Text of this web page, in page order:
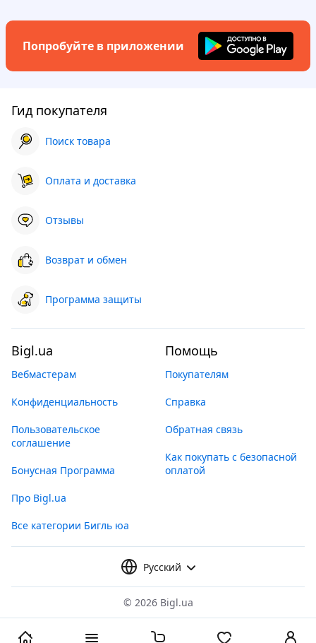
Попробуйте в приложении
Гид покупателя
Поиск товара
Оплата и доставка
Отзывы
Возврат и обмен
Программа защиты
Bigl.ua
Вебмастерам
Конфиденциальность
Пользовательское
соглашение
Бонусная Программа
Про Bigl.ua
Все категории Бигль юа
Помощь
Покупателям
Справка
Обратная связь
Как покупать с безопасной
оплатой
Русский
© 2026 Bigl.ua